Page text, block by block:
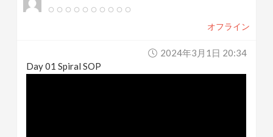
オフライン
2024年3月1日 20:34
Day 01 Spiral SOP